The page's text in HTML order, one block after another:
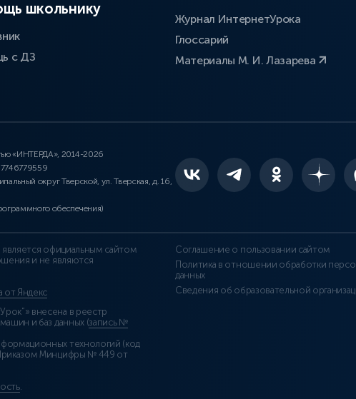
школьнику
с ДЗ
Журнал ИнтернетУрока
Глоссарий
Материалы М. И. Лазарева
«ИНТЕРДА», 2014-2026
округ Тверской, ул. Тверская, д. 16,
обеспечения)
официальным сайтом
и не являются
от Яндекс
внесена в реестр
и баз данных (запись №
технологий (код
Минцифры № 449 от
.
Соглашение о пользовании сайтом
Политика в отношении обработки
данных
Сведения об образовательной